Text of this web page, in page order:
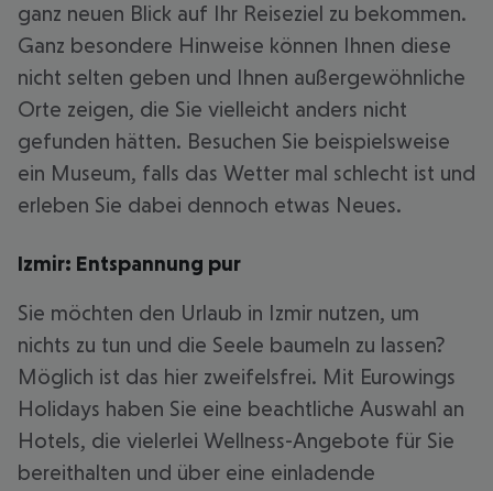
ganz neuen Blick auf Ihr Reiseziel zu bekommen.
Ganz besondere Hinweise können Ihnen diese
nicht selten geben und Ihnen außergewöhnliche
Orte zeigen, die Sie vielleicht anders nicht
gefunden hätten. Besuchen Sie beispielsweise
ein Museum, falls das Wetter mal schlecht ist und
erleben Sie dabei dennoch etwas Neues.
Izmir: Entspannung pur
Sie möchten den Urlaub in Izmir nutzen, um
nichts zu tun und die Seele baumeln zu lassen?
Möglich ist das hier zweifelsfrei. Mit Eurowings
Holidays haben Sie eine beachtliche Auswahl an
Hotels, die vielerlei Wellness-Angebote für Sie
bereithalten und über eine einladende